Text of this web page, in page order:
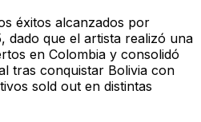
éxitos alcanzados por
dado que el artista realizó una
en Colombia y consolidó
tras conquistar Bolivia con
sold out en distintas